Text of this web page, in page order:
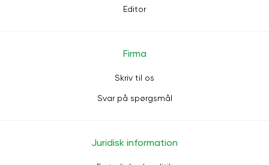
Editor
Firma
Skriv til os
Svar på spørgsmål
Juridisk information